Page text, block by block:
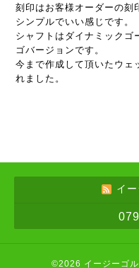
刻印はお客様オーダーの刻
シンプルでいい感じです。
シャフトはダイナミック
ゴバージョンです。
今まで作成して頂いたウェ
れました。
イ
©2026 イージーゴ